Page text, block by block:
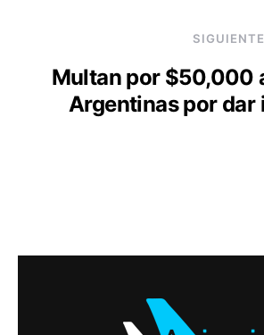
Multan por $50,000
Argentinas por